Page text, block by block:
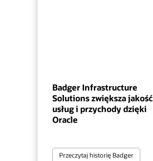
Badger Infrastructure
Solutions zwiększa jakość
usług i przychody dzięki
Oracle
Przeczytaj historię Badger